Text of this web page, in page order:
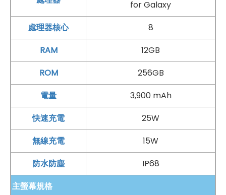
for Galaxy
處理器核心
8
RAM
12GB
ROM
256GB
電量
3,900 mAh
快速充電
25W
無線充電
15W
防水防塵
IP68
主螢幕規格